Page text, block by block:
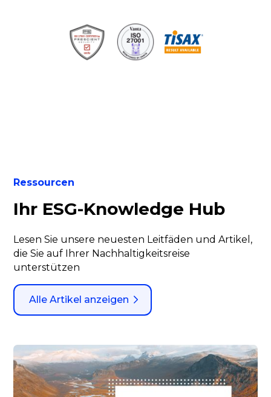
Ihr ESG-Knowledge Hub
Lesen Sie unsere neuesten Leitfäden und Artikel,
unterstützen
Alle Artikel anzeigen